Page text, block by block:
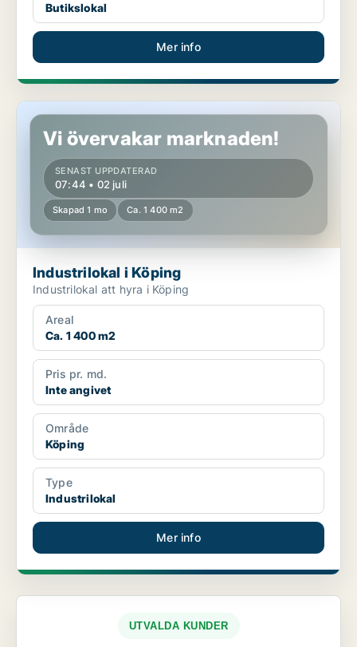
Butikslokal
Mer info
Industrilokal i Köping
Vi övervakar marknaden!
SENAST UPPDATERAD
07:44 • 02 juli
Skapad 1 mo Ca. 1 400 m2
Industrilokal i Köping
Industrilokal att hyra i Köping
Areal
Ca. 1 400 m2
Pris pr. md.
Inte angivet
Område
Köping
Type
Industrilokal
Mer info
UTVALDA KUNDER